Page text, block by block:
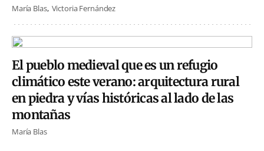
María Blas Victoria Fernández
El pueblo medieval que es un refugio
climático este verano: arquitectura rural
en piedra y vías históricas al lado de las
montañas
María Blas